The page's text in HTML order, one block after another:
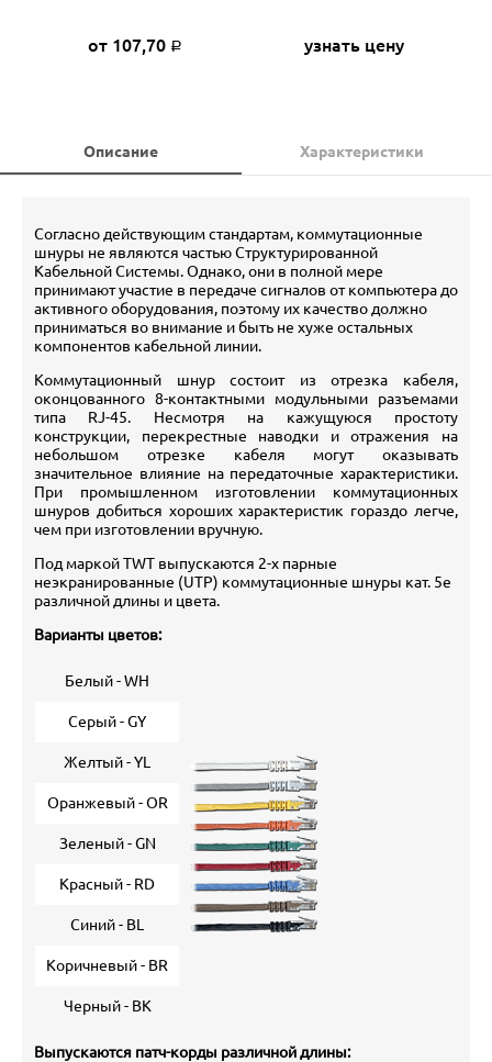
от 107,70 Р узнать цену
Описание Характеристики
Согласно действующим стандартам, коммутационные
шнуры не являются частью Структурированной
Кабельной Системы. Однако, они в полной мере
принимают участие в передаче сигналов от компьютера до
активного оборудования, поэтому их качество должно
приниматься во внимание и быть не хуже остальных
компонентов кабельной линии.
Коммутационный шнур состоит из отрезка кабеля,
оконцованного 8-контактными модульными разъемами
типа RJ-45. Несмотря на кажущуюся простоту
конструкции, перекрестные наводки и отражения на
небольшом отрезке кабеля могут оказывать
значительное влияние на передаточные характеристики.
При промышленном изготовлении коммутационных
шнуров добиться хороших характеристик гораздо легче,
чем при изготовлении вручную.
Под маркой TWT выпускаются 2-х парные
неэкранированные (UTP) коммутационные шнуры кат. 5е
различной длины и цвета.
Варианты цветов:
Белый - WH
Серый - GY
Желтый - YL
Оранжевый - OR
Зеленый - GN
Красный - RD
Синий - BL
Коричневый - BR
Черный - BK
Выпускаются патч-корды различной длины: